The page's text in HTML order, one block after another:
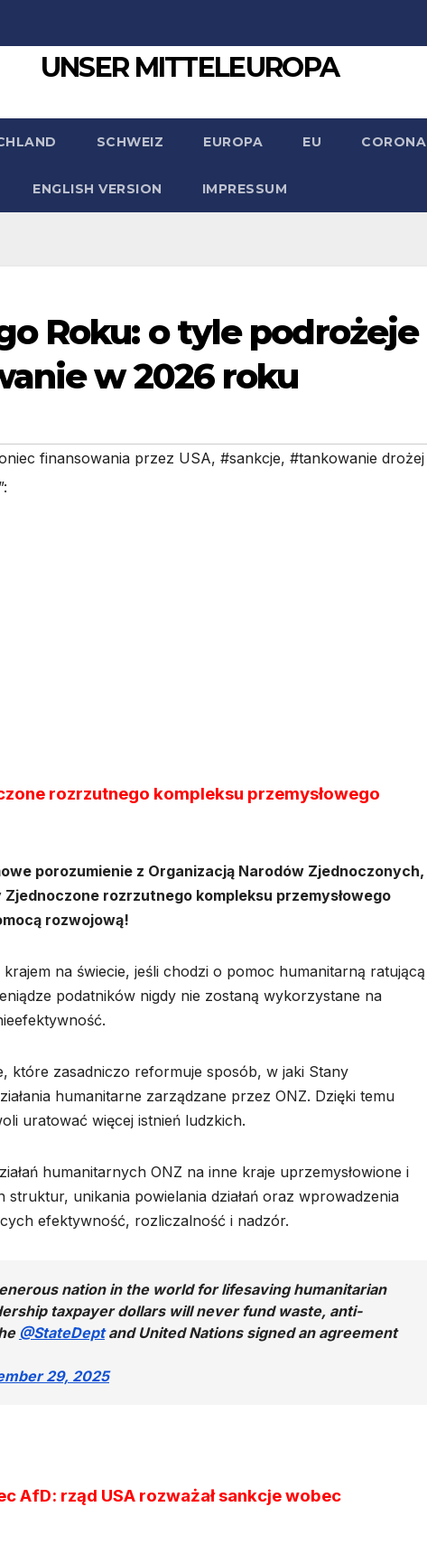
UNSER MITTELEUROPA
SCHWEIZ EUROPA EU CORONA
ENGLISH VERSION IMPRESSUM
Roku: o tyle podrożeje
w 2026 roku
finansowania przez USA, #sankcje, #tankowanie drożej
rozrzutnego kompleksu przemysłowego
porozumienie z Organizacją Narodów Zjednoczonych,
rozrzutnego kompleksu przemysłowego
rozwojową!
na świecie, jeśli chodzi o pomoc humanitarną ratującą
podatników nigdy nie zostaną wykorzystane na
które zasadniczo reformuje sposób, w jaki Stany
humanitarne zarządzane przez ONZ. Dzięki temu
uratować więcej istnień ludzkich.
humanitarnych ONZ na inne kraje uprzemysłowione i
unikania powielania działań oraz wprowadzenia
efektywność, rozliczalność i nadzór.
nation in the world for lifesaving humanitarian
taxpayer dollars will never fund waste, anti-
@StateDeptand United Nations signed an agreement
29, 2025
AfD: rząd USA rozważał sankcje wobec